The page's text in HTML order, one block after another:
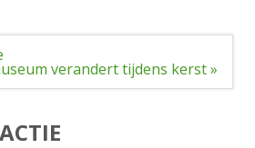
verandert tijdens kerst »